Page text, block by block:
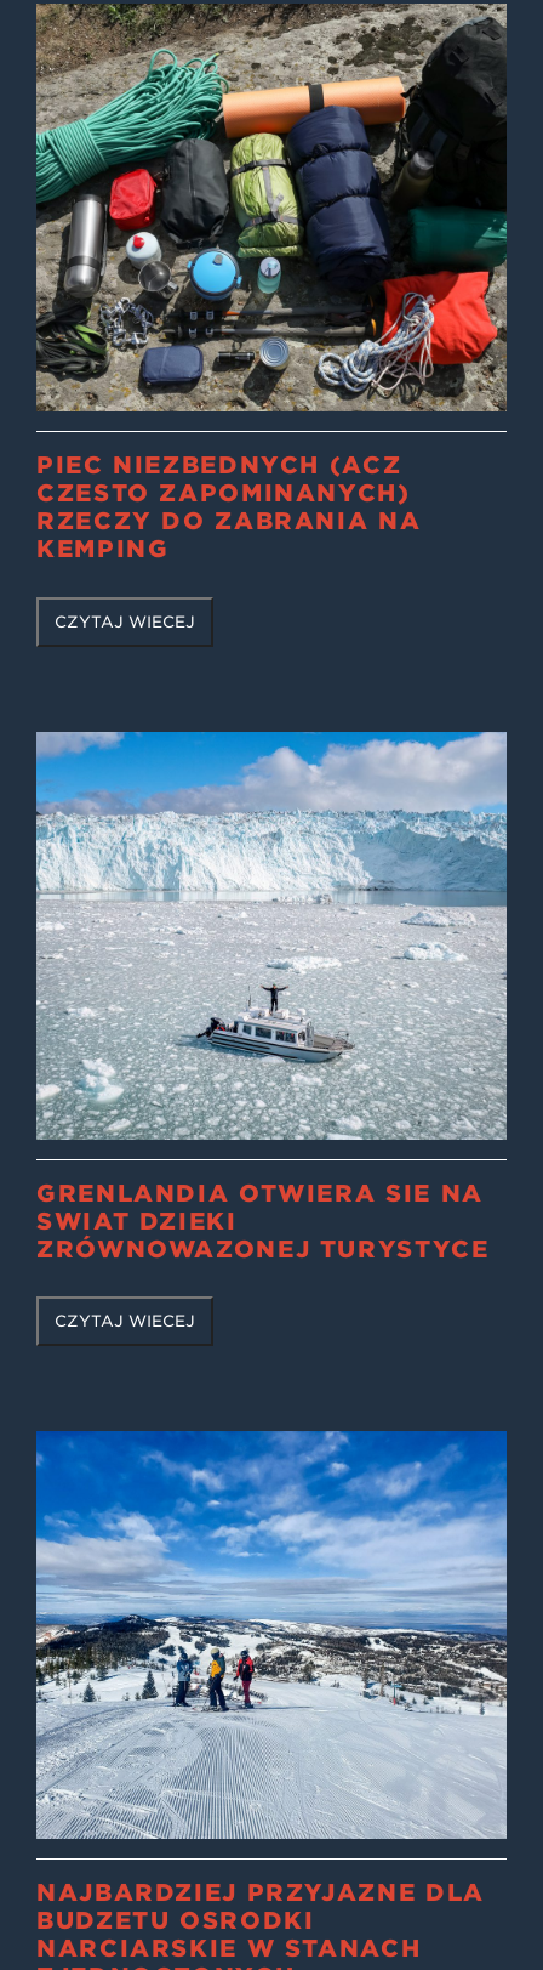
PIĘĆ NIEZBĘDNYCH (ACZ
CZĘSTO ZAPOMINANYCH)
RZECZY DO ZABRANIA NA
KEMPING
CZYTAJ WIĘCEJ
GRENLANDIA OTWIERA SIĘ NA
ŚWIAT DZIĘKI
ZRÓWNOWAŻONEJ TURYSTYCE
CZYTAJ WIĘCEJ
NAJBARDZIEJ PRZYJAZNE DLA
BUDŻETU OŚRODKI
NARCIARSKIE W STANACH